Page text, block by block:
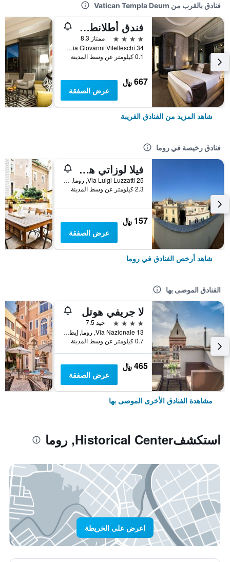
فنادق بالقرب من Vatican Templa Deum
فندق أطلانطي ستار
4 نجوم
ممتاز 8.3
Via Giovanni Vitelleschi 34, روما, إيطاليا
0.1 كيلومتر عن وسط المدينة
667 ﷼
عرض الصفقة
شاهد المزيد من الفنادق القريبة
فنادق رخيصة في روما
فيلا لوزاتي هوستل
25 Via Luigi Luzzatti, روما, إيطاليا
2.3 كيلومتر عن وسط المدينة
157 ﷼
عرض الصفقة
شاهد أرخص الفنادق في روما
الفنادق الموصى بها
لا جريفي هوتل
4 نجوم
جيد 7.5
Via Nazionale 13, روما, إيطاليا
0.7 كيلومتر عن وسط المدينة
465 ﷼
عرض الصفقة
مشاهدة الفنادق الأخرى الموصى بها
استكشفHistorical Center, روما
اعرض على الخريطة